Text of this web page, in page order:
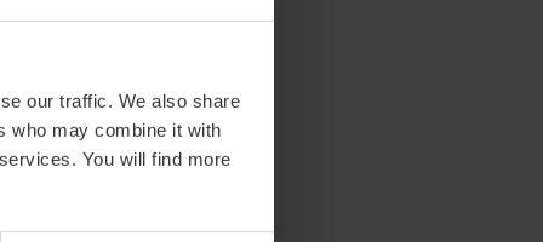
our traffic. We also share
who may combine it with
You will find more